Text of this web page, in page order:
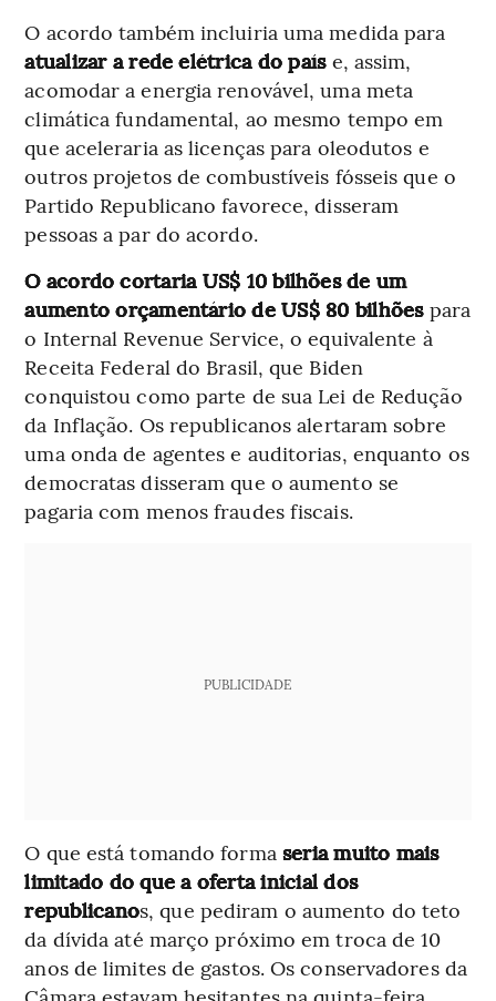
O acordo também incluiria uma medida para
atualizar a rede elétrica do país e, assim,
acomodar a energia renovável, uma meta
climática fundamental, ao mesmo tempo em
que aceleraria as licenças para oleodutos e
outros projetos de combustíveis fósseis que o
Partido Republicano favorece, disseram
pessoas a par do acordo.
O acordo cortaria US$ 10 bilhões de um
aumento orçamentário de US$ 80 bilhõespara
o Internal Revenue Service, o equivalente à
Receita Federal do Brasil, que Biden
conquistou como parte de sua Lei de Redução
da Inflação. Os republicanos alertaram sobre
uma onda de agentes e auditorias, enquanto os
democratas disseram que o aumento se
pagaria com menos fraudes fiscais.
PUBLICIDADE
O que está tomando forma seria muito mais
limitado do que a oferta inicial dos
republicanos, que pediram o aumento do teto
da dívida até março próximo em troca de 10
anos de limites de gastos. Os conservadores da